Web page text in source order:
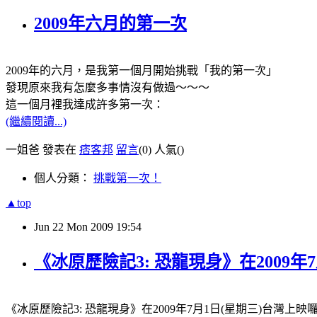
2009年六月的第一次
2009年的六月，是我第一個月開始挑戰「我的第一次」
發現原來我有怎麼多事情沒有做過～～～
這一個月裡我達成許多第一次：
(繼續閱讀...)
一姐爸 發表在 痞客邦 留言(0) 人氣()
個人分類： 挑戰第一次！
▲top
Jun 22 Mon 2009 19:54
《冰原歷險記3: 恐龍現身》在2009年
《冰原歷險記3: 恐龍現身》在2009年7月1日(星期三)台灣上映囉